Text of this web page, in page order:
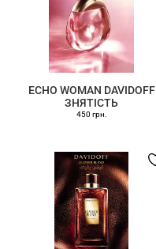
ECHO WOMAN DAVIDOFF
ЗНЯТІСТЬ
450 грн.